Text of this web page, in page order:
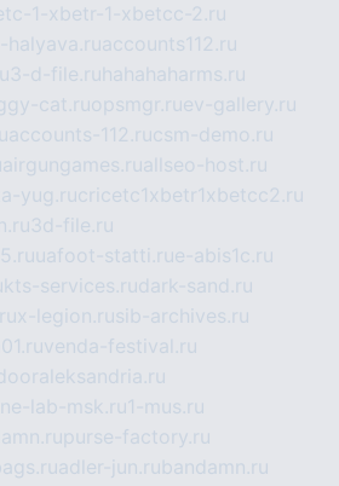
1-xbetr-1-xbetcc-2.ru
halyava.ruaccounts112.ru
3-d-file.ru hahahaharms.ru
cat.ruopsmgr.ruev-gallery.ru
accounts-112.rucsm-demo.ru
airgungames.ruallseo-host.ru
yug.rucricetc1xbetr1xbetcc2.ru
3d-file.ru
uafoot-statti.rue-abis1c.ru
kts-services.rudark-sand.ru
x-legion.rusib-archives.ru
venda-festival.ru
lab-msk.ru1-mus.ru
purse-factory.ru
adler-jun.rubandamn.ru